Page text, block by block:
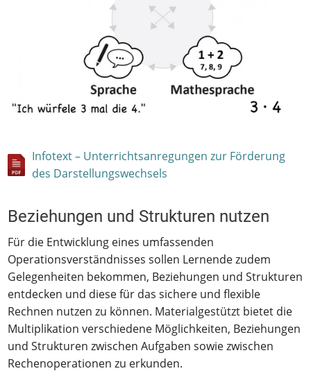
Infotext – Unterrichtsanregungen zur Förderung
des Darstellungswechsels
Beziehungen und Strukturen nutzen
Für die Entwicklung eines umfassenden
Operationsverständnisses sollen Lernende zudem
Gelegenheiten bekommen, Beziehungen und Strukturen
entdecken und diese für das sichere und flexible
Rechnen nutzen zu können. Materialgestützt bietet die
Multiplikation verschiedene Möglichkeiten, Beziehungen
und Strukturen zwischen Aufgaben sowie zwischen
Rechenoperationen zu erkunden.